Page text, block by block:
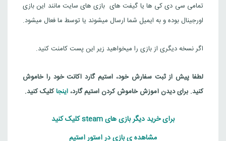
تمامی سی دی کی ها یا گیفت های بازی های سایت مانند این بازی
اورجینال بوده و به ایمیل شما ارسال میشوند یا توسط ما فعال میشود.
اگر نسخه دیگری از بازی را میخواهید زیر این پست کامنت کنید.
لطفا پیش از ثبت سفارش خود، استیم گارد اکانت خود را خاموش
کنید. برای دیدن آموزش خاموش کردن استیم گارد، اینجاکلیک کنید.
برای خرید دیگر بازی های steam کلیک کنید
مشاهده ی بازی در استور استیم